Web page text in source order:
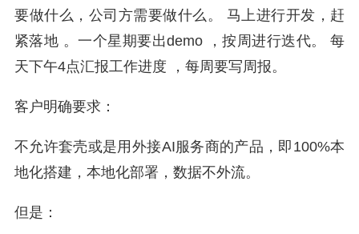
要做什么，公司方需要做什么。 马上进行开发，赶
紧落地 。一个星期要出demo ，按周进行迭代。 每
天下午4点汇报工作进度 ，每周要写周报。
客户明确要求：
不允许套壳或是用外接AI服务商的产品，即100%本
地化搭建，本地化部署，数据不外流。
但是：